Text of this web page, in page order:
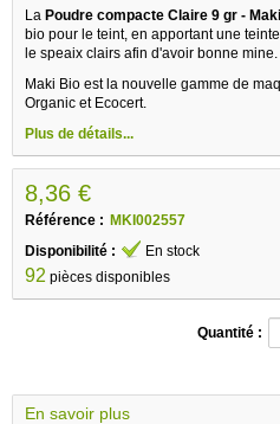
La Poudre compacte Claire 9 gr -
bio pour le teint, en apportant une
le speaix clairs afin d'avoir bonne mine.
Maki Bio est la nouvelle gamme de
Organic et Ecocert.
Plus de détails...
8,36 €
Référence : MKI002557
Disponibilité :
En stock
92 pièces disponibles
Quantité :
En savoir plus